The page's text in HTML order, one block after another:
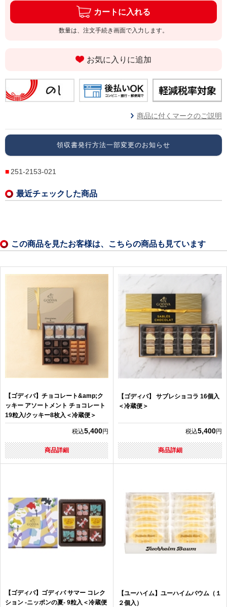
カートに入れる
数量は、注文手続き画面で入力します。
お気に入りに追加
商品に付くマークのご説明
領収書発行方法一部変更のお知らせ
251-2153-021
最近チェックした商品
この商品を見たお客様は、こちらの商品も見ています
【ゴディバ】チョコレート&amp;ク
ッキー アソートメント チョコレート
19粒入/クッキー8枚入＜冷蔵便＞
税込5,400円
商品詳細
【ゴディバ】 サブレショコラ 16個入
＜冷蔵便＞
税込5,400円
商品詳細
【ゴディバ】ゴディバ サマー コレク
ション -ニッポンの夏- 9粒入＜冷蔵便
【ユーハイム】ユーハイムバウム（１
２個入）